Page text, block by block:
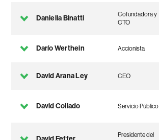
Daniella Binatti
Cofundadora y
CTO
Darío Werthein Accionista
David Arana Ley CEO
David Collado Servicio Público
Presidente del